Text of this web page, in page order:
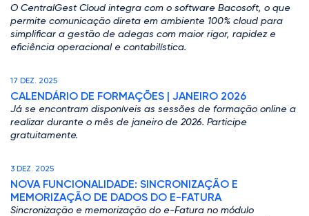
O CentralGest Cloud integra com o software Bacosoft, o que
permite comunicação direta em ambiente 100% cloud para
simplificar a gestão de adegas com maior rigor, rapidez e
eficiência operacional e contabilística.
17 DEZ. 2025
CALENDÁRIO DE FORMAÇÕES | JANEIRO 2026
Já se encontram disponíveis as sessões de formação online a
realizar durante o mês de janeiro de 2026. Participe
gratuitamente.
3 DEZ. 2025
NOVA FUNCIONALIDADE: SINCRONIZAÇÃO E
MEMORIZAÇÃO DE DADOS DO E-FATURA
Sincronização e memorização do e-Fatura no módulo